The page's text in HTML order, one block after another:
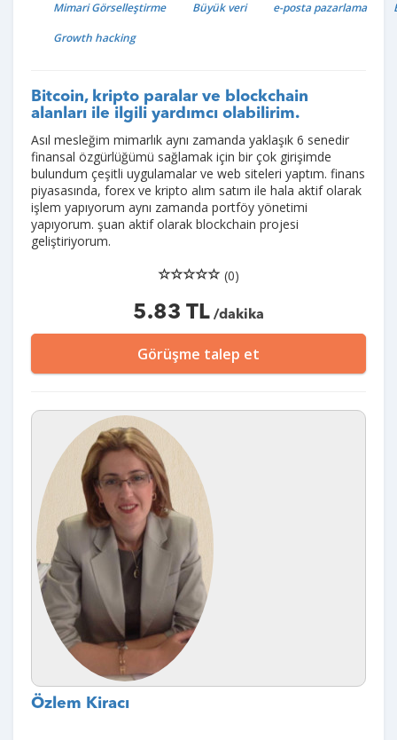
Mimari Görselleştirme Büyük veri e-posta pazarlama
Growth hacking
Bitcoin, kripto paralar ve blockchain
alanları ile ilgili yardımcı olabilirim.
Asıl mesleğim mimarlık aynı zamanda yaklaşık 6 senedir
finansal özgürlüğümü sağlamak için bir çok girişimde
bulundum çeşitli uygulamalar ve web siteleri yaptım. finans
piyasasında, forex ve kripto alım satım ile hala aktif olarak
işlem yapıyorum aynı zamanda portföy yönetimi
yapıyorum. şuan aktif olarak blockchain projesi
geliştiriyorum.
(0)
5.83 TL /dakika
Görüşme talep et
Özlem Kiracı